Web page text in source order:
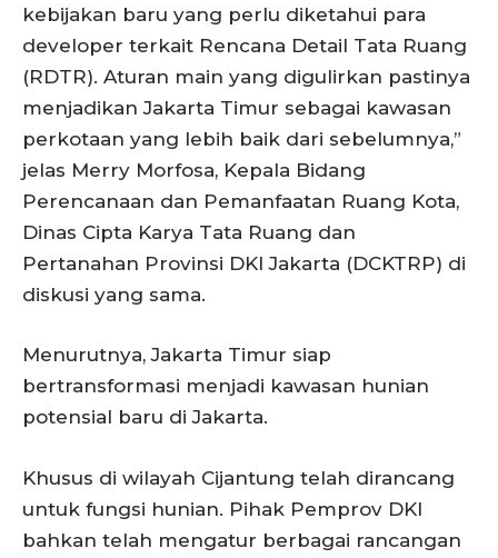
kebijakan baru yang perlu diketahui para
developer terkait Rencana Detail Tata Ruang
(RDTR). Aturan main yang digulirkan pastinya
menjadikan Jakarta Timur sebagai kawasan
perkotaan yang lebih baik dari sebelumnya,”
jelas Merry Morfosa, Kepala Bidang
Perencanaan dan Pemanfaatan Ruang Kota,
Dinas Cipta Karya Tata Ruang dan
Pertanahan Provinsi DKI Jakarta (DCKTRP) di
diskusi yang sama.
Menurutnya, Jakarta Timur siap
bertransformasi menjadi kawasan hunian
potensial baru di Jakarta.
Khusus di wilayah Cijantung telah dirancang
untuk fungsi hunian. Pihak Pemprov DKI
bahkan telah mengatur berbagai rancangan